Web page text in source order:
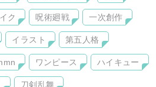
ク 呪術廻戦 一次創作
イラスト 第五人格
ワンピース ハイキュー
刀剣乱舞